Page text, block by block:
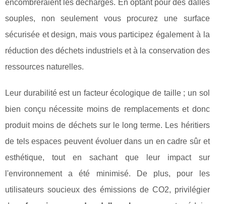
encombreraient les décharges. En optant pour des dalles
souples, non seulement vous procurez une surface
sécurisée et design, mais vous participez également à la
réduction des déchets industriels et à la conservation des
ressources naturelles.
Leur durabilité est un facteur écologique de taille ; un sol
bien conçu nécessite moins de remplacements et donc
produit moins de déchets sur le long terme. Les héritiers
de tels espaces peuvent évoluer dans un en cadre sûr et
esthétique, tout en sachant que leur impact sur
l'environnement a été minimisé. De plus, pour les
utilisateurs soucieux des émissions de CO2, privilégier